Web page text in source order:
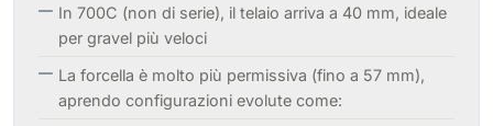
In 700C (non di serie), il telaio arriva a 40 mm, ideale
per gravel più veloci
La forcella è molto più permissiva (fino a 57 mm),
aprendo configurazioni evolute come: